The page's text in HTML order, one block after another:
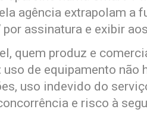
agência extrapolam a
assinatura e exibir
quem produz e
de equipamento
uso indevido do
e risco à